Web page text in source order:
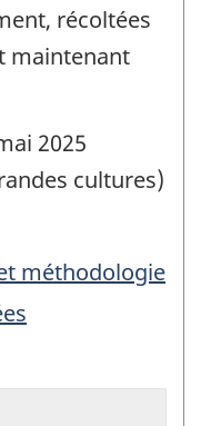
récoltées
maintenant
2025
cultures)
méthodologie